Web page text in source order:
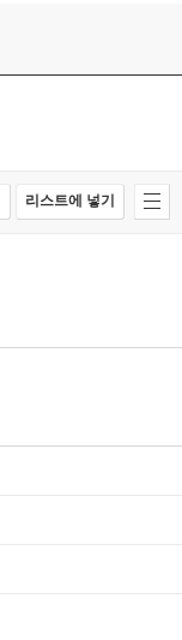
리스트에 넣기